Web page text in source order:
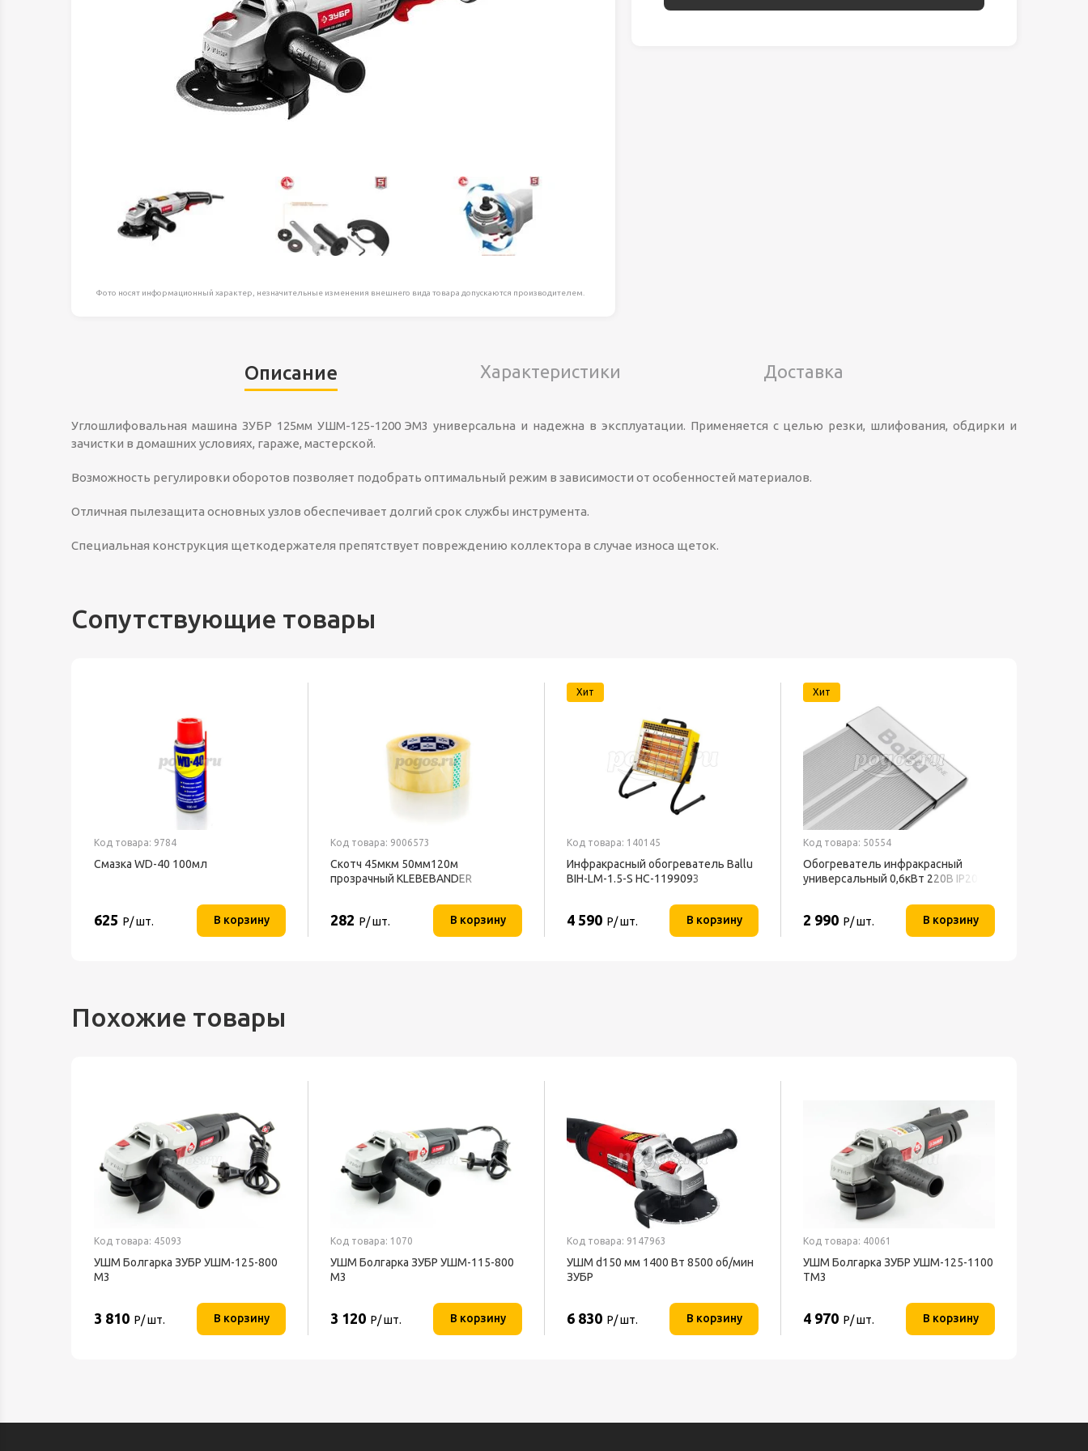
Оборудование для работ на
высоте
Пневматика, Гидравлика
Промышленная химия
Распродажа
Сантехника
Скобяные изделия
Такелаж
Товары для дома, сада, отдыха
Фото носят информационный характер, незначительные изменения внешнего вида товара допускаются производителем.
Описание Характеристики Доставка
Углошлифовальная машина ЗУБР 125мм УШМ-125-1200 ЭМ3 универсальна и надежна в эксплуатации. Применяется с целью резки, шлифования, обдирки и
зачистки в домашних условиях, гараже, мастерской.
Возможность регулировки оборотов позволяет подобрать оптимальный режим в зависимости от особенностей материалов.
Отличная пылезащита основных узлов обеспечивает долгий срок службы инструмента.
Специальная конструкция щеткодержателя препятствует повреждению коллектора в случае износа щеток.
Сопутствующие товары
Код товара: 9784
Смазка WD-40 100мл
625 Р/ шт. В корзину
Код товара: 9006573
Скотч 45мкм 50мм120м
прозрачный KLEBEBANDER
282 Р/ шт. В корзину
Хит
Код товара: 140145
Инфракрасный обогреватель Ballu
BIH-LM-1.5-S НС-1199093
4 590 Р/ шт. В корзину
Хит
Код товара: 50554
Обогреватель инфракрасный
универсальный 0,6кВт 220В IP20
2 990 Р/ шт. В корзину
Похожие товары
Код товара: 45093
УШМ Болгарка ЗУБР УШМ-125-800
М3
3 810 Р/ шт. В корзину
Код товара: 1070
УШМ Болгарка ЗУБР УШМ-115-800
М3
3 120 Р/ шт. В корзину
Код товара: 9147963
УШМ d150 мм 1400 Вт 8500 об/мин
ЗУБР
6 830 Р/ шт. В корзину
Код товара: 40061
УШМ Болгарка ЗУБР УШМ-125-1100
ТМ3
4 970 Р/ шт. В корзину